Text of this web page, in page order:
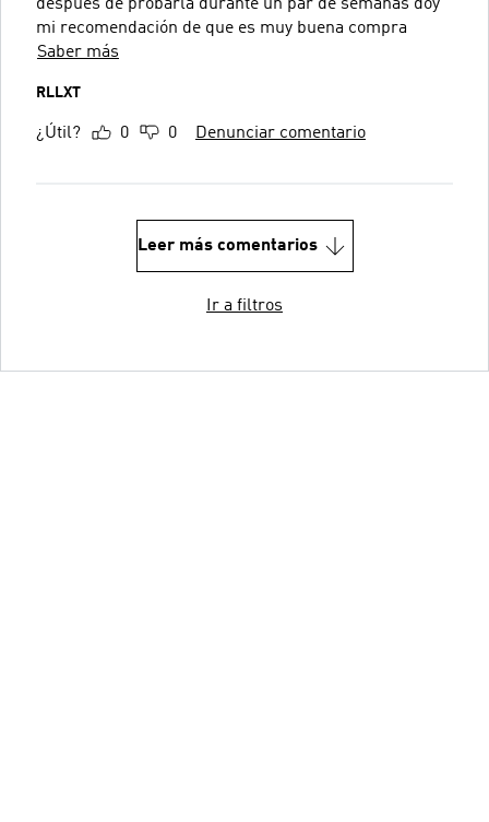
después de probarla durante un par de semanas doy
mi recomendación de que es muy buena compra
Saber más
RLLXT
¿Útil? 0 0 Denunciar comentario
Leer más comentarios
Ir a filtros